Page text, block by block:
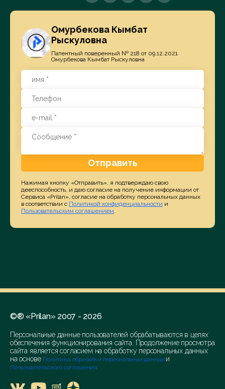
Омурбекова Кымбат
Рыскуловна
Патентный поверенный № 218 от 09.12.2021
Омурбекова Кымбат Рыскуловна
Отправить
Нажимая кнопку «Отправить», я подтверждаю свою
дееспособность, и даю согласие на получение информации от
Сервиса «Prilan», согласие на обработку персональных данных
в соответствии с Политикой конфиденциальности и
Пользовательским соглашением.
©® «Prilan» 2007 - 2026
Персональные данные пользователей обрабатываются в целях
обеспечения функционирования сайта. Продолжение просмотра
сайта является согласием на обработку персональных данных
на основе Политика обработки персональных данных и
Пользовательского соглашения